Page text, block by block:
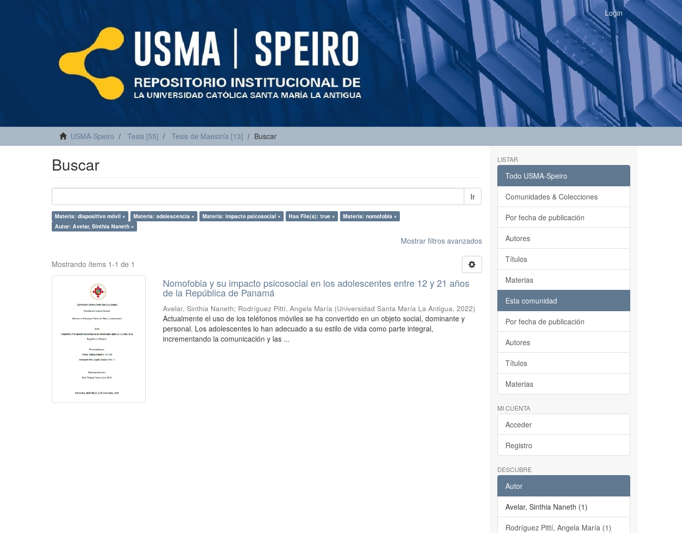
Login
USMA-Speiro Tesis [55] Tesis de Maestría [13] Buscar
Buscar
Ir
Materia: dispositivo móvil × Materia: adolescencia × Materia: impacto psicosocial × Has File(s): true ×
Materia: nomofobia ×
Autor: Avelar, Sinthia Naneth ×
Mostrar filtros avanzados
Mostrando ítems 1-1 de 1
Nomofobia y su impacto psicosocial en los adolescentes entre 12 y 21 años
de la República de Panamá
Avelar, Sinthia Naneth; Rodríguez Pittí, Angela María (Universidad Santa María La Antigua,2022)
Actualmente el uso de los teléfonos móviles se ha convertido en un objeto social, dominante y
personal. Los adolescentes lo han adecuado a su estilo de vida como parte integral,
incrementando la comunicación y las ...
LISTAR
Todo USMA-Speiro
Comunidades & Colecciones
Por fecha de publicación
Autores
Títulos
Materias
Esta comunidad
Por fecha de publicación
Autores
Títulos
Materias
MI CUENTA
Acceder
Registro
DESCUBRE
Autor
Avelar, Sinthia Naneth (1)
Rodríguez Pittí, Angela María (1)